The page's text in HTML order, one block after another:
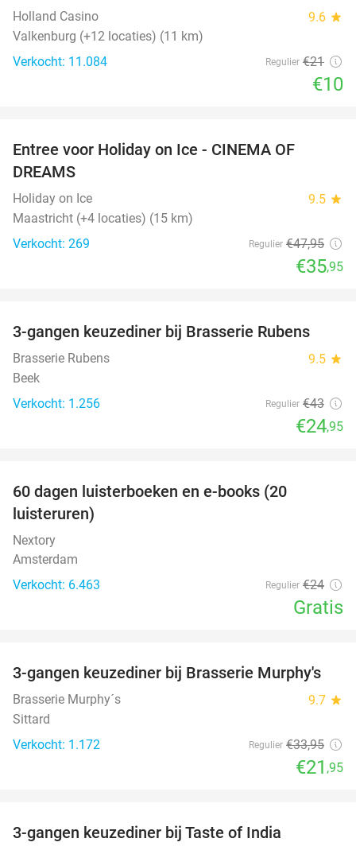
Holland Casino 9.6 star
Valkenburg (+12 locaties) (11 km)
Verkocht: 11.084
Regulier €21
€10
Entree voor Holiday on Ice - CINEMA OF
DREAMS
Holiday on Ice 9.5 star
Maastricht (+4 locaties) (15 km)
Verkocht: 269
Regulier €47,95
€35,95
42%
3-gangen keuzediner bij Brasserie Rubens
Brasserie Rubens 9.5 star
Beek
Verkocht: 1.256
Regulier €43
€24,95
60 dagen luisterboeken en e-books (20
luisteruren)
Nextory
Amsterdam
Verkocht: 6.463
Regulier €24
Gratis
35%
3-gangen keuzediner bij Brasserie Murphy's
Brasserie Murphy´s 9.7 star
Sittard
Verkocht: 1.172
Regulier €33,95
€21 ,95
3-gangen keuzediner bij Taste of India